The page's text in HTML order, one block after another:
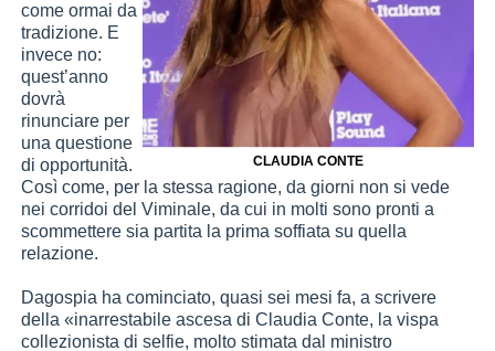
CLAUDIA CONTE
come ormai da
tradizione. E
invece no:
quest’anno
dovrà
rinunciare per
una questione
di opportunità.
Così come, per la stessa ragione, da giorni non si vede
nei corridoi del Viminale, da cui in molti sono pronti a
scommettere sia partita la prima soffiata su quella
relazione.
Dagospia ha cominciato, quasi sei mesi fa, a scrivere
della «inarrestabile ascesa di Claudia Conte, la vispa
collezionista di selfie, molto stimata dal ministro